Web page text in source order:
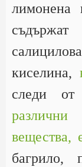
лимонена
киселина,
следи от
различни
вещества,
багрило,